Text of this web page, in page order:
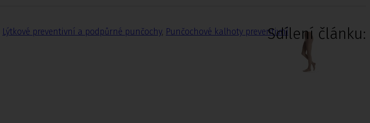
Lýtkové preventivní a podpůrné punčochy, Punčochové kalhoty preventivníSdílení článku: